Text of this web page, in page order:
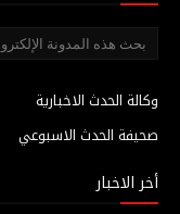
وكالة الحدث الاخبارية
صحيفة الحدث الاسبوعي
أخر الاخبار